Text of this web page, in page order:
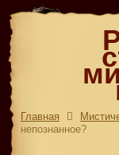
Главная
непознанное?